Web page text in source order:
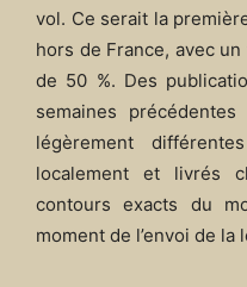
vol. Ce serait la
hors de France, avec
de 50 %. Des
semaines
légèrement
localement et livrés
contours exacts du
moment de l’envoi de la